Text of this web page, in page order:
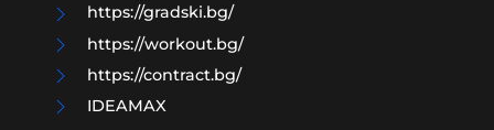
https://gradski.bg/
https://workout.bg/
https://contract.bg/
IDEAMAX